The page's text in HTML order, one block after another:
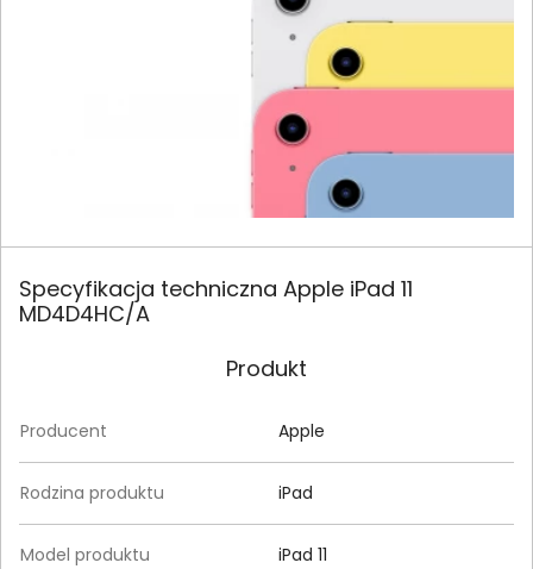
Specyfikacja techniczna Apple iPad 11
MD4D4HC/A
Produkt
Producent Apple
Rodzina produktu iPad
Model produktu iPad 11